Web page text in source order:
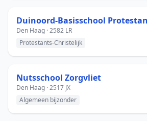
Den Haag · 2582 LR
Protestants-Christelijk
Nutsschool Zorgvliet
Den Haag · 2517 JX
Algemeen bijzonder